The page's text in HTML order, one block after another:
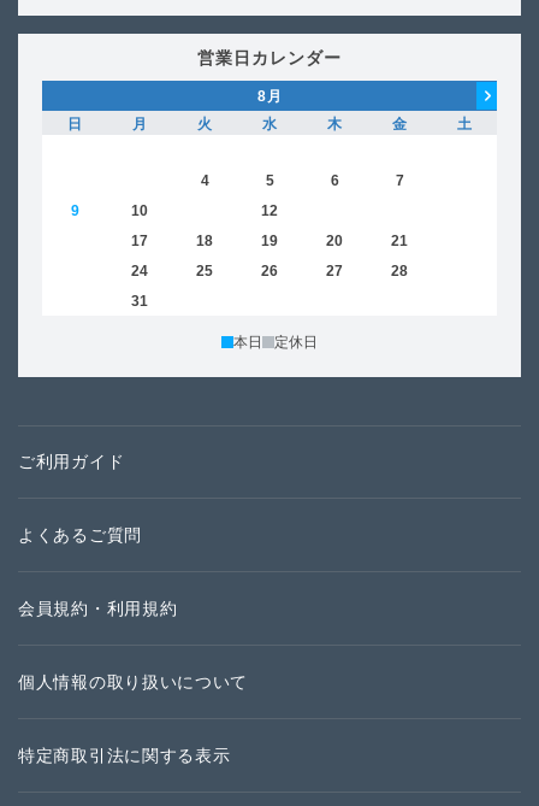
営業日カレンダー
8 月
日
月 火 水 木 金
土
4 5 6 7
9
10 12
17 18 19 20 21
24 25 26 27 28
31
本日 定休日
ご利用ガイド
よくあるご質問
会員規約・利用規約
個人情報の取り扱いについて
特定商取引法に関する表示